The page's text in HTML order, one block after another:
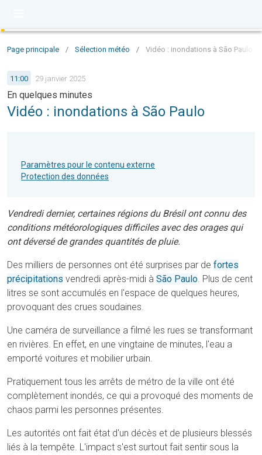
Page principale / Sélection météo / Vidéo : inondations à São Paulo
11:00 29 janvier 2025
En quelques minutes
Vidéo : inondations à São Paulo
Paramètres pour le contenu externe
Protection des données
Vendredi dernier, certaines régions du Brésil ont connu des
conditions météorologiques difficiles avec des orages qui
ont déversé de grandes quantités de pluie.
Des milliers de personnes ont été surprises par de fortes
précipitations vendredi après-midi à São Paulo. Plus de cent
litres se sont accumulés en l'espace de quelques heures,
provoquant des crues soudaines.
Une caméra de surveillance a filmé les rues se transformant
en rivières. En effet, en une vingtaine de minutes, l'eau a
emporté voitures et mobilier urbain.
Pratiquement tous les arrêts de métro de la ville ont été
complètement inondés, ce qui a provoqué des moments de
chaos parmi les personnes présentes.
Les autorités ont fait état d'un décès et de plusieurs blessés
liés à la tempête. L'impact s'est surtout fait sentir sous la